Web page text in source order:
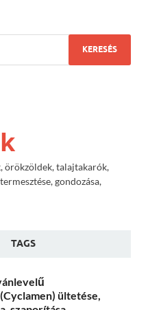
örökzöldek, talajtakarók,
gondozása,
TAGS
ültetése,